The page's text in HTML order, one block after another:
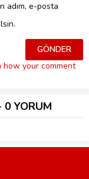
adım, e-posta
how your comment
0 YORUM